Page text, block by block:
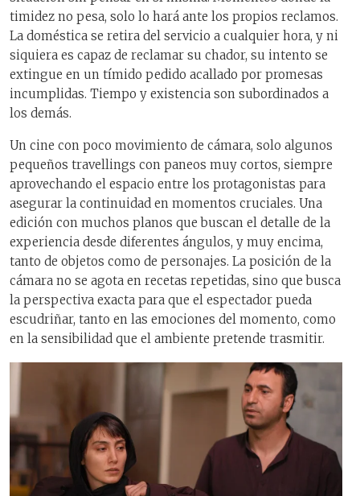
timidez no pesa, solo lo hará ante los propios reclamos.
La doméstica se retira del servicio a cualquier hora, y ni
siquiera es capaz de reclamar su chador, su intento se
extingue en un tímido pedido acallado por promesas
incumplidas. Tiempo y existencia son subordinados a
los demás.
Un cine con poco movimiento de cámara, solo algunos
pequeños travellings con paneos muy cortos, siempre
aprovechando el espacio entre los protagonistas para
asegurar la continuidad en momentos cruciales. Una
edición con muchos planos que buscan el detalle de la
experiencia desde diferentes ángulos, y muy encima,
tanto de objetos como de personajes. La posición de la
cámara no se agota en recetas repetidas, sino que busca
la perspectiva exacta para que el espectador pueda
escudriñar, tanto en las emociones del momento, como
en la sensibilidad que el ambiente pretende trasmitir.